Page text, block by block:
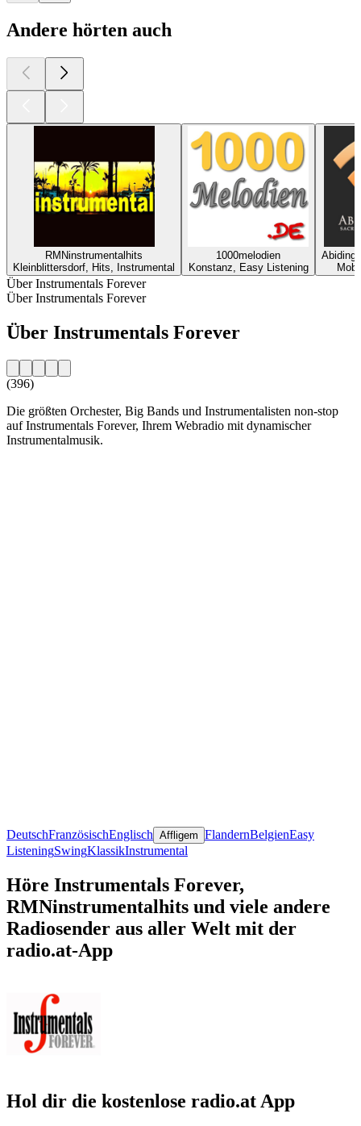
Andere hörten auch
RMNinstrumentalhits
Kleinblittersdorf, Hits, Instrumental
1000melodien
Konstanz, Easy Listening
Abiding
Über Instrumentals Forever
Über Instrumentals Forever
Über Instrumentals Forever
(396)
Die größten Orchester, Big Bands und Instrumentalisten non-stop
auf Instrumentals Forever, Ihrem Webradio mit dynamischer
Instrumentalmusik.
DeutschFranzösischEnglisch Affligem FlandernBelgienEasy
ListeningSwingKlassikInstrumental
Höre Instrumentals Forever,
RMNinstrumentalhits und viele andere
Radiosender aus aller Welt mit der
radio.at-App
Hol dir die kostenlose radio.at App